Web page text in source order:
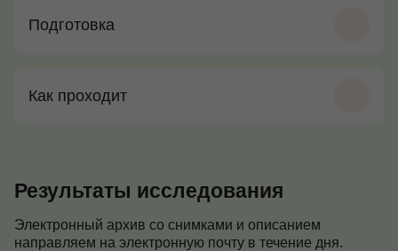
Подготовка
Как проходит
Результаты исследования
Электронный архив со снимками и описанием
направляем на электронную почту в течение дня.